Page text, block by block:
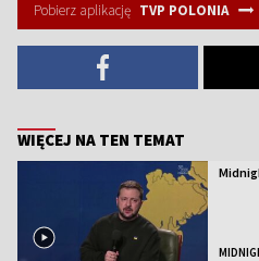
Pobierz aplikację TVP POLONIA
WIĘCEJ NA TEN TEMAT